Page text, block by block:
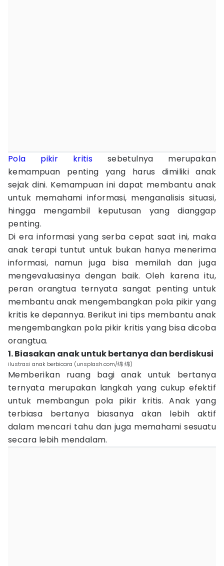
Pola pikir kritis sebetulnya merupakan
kemampuan penting yang harus dimiliki anak
sejak dini. Kemampuan ini dapat membantu anak
untuk memahami informasi, menganalisis situasi,
hingga mengambil keputusan yang dianggap
penting.
Di era informasi yang serba cepat saat ini, maka
anak terapi tuntut untuk bukan hanya menerima
informasi, namun juga bisa memilah dan juga
mengevaluasinya dengan baik. Oleh karena itu,
peran orangtua ternyata sangat penting untuk
membantu anak mengembangkan pola pikir yang
kritis ke depannya. Berikut ini tips membantu anak
mengembangkan pola pikir kritis yang bisa dicoba
orangtua.
1. Biasakan anak untuk bertanya dan berdiskusi
ilustrasi anak berbicara (unsplash.com/绵 绵)
Memberikan ruang bagi anak untuk bertanya
ternyata merupakan langkah yang cukup efektif
untuk membangun pola pikir kritis. Anak yang
terbiasa bertanya biasanya akan lebih aktif
dalam mencari tahu dan juga memahami sesuatu
secara lebih mendalam.